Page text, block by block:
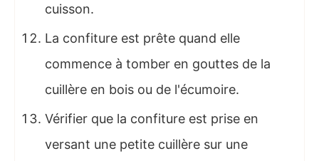
cuisson.
La confiture est prête quand elle
commence à tomber en gouttes de la
cuillère en bois ou de l'écumoire.
Vérifier que la confiture est prise en
versant une petite cuillère sur une